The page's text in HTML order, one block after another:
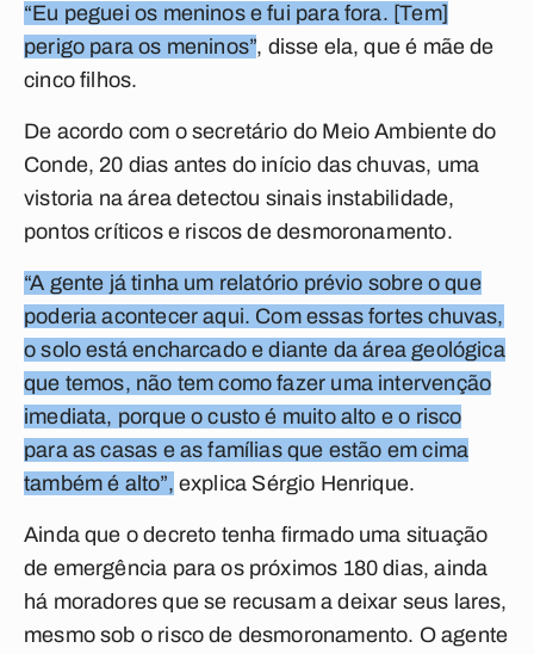
“Eu peguei os meninos e fui para fora. [Tem]
perigo para os meninos”, disse ela, que é mãe de
cinco filhos.
De acordo com o secretário do Meio Ambiente do
Conde, 20 dias antes do início das chuvas, uma
vistoria na área detectou sinais instabilidade,
pontos críticos e riscos de desmoronamento.
“A gente já tinha um relatório prévio sobre o que
poderia acontecer aqui. Com essas fortes chuvas,
o solo está encharcado e diante da área geológica
que temos, não tem como fazer uma intervenção
imediata, porque o custo é muito alto e o risco
para as casas e as famílias que estão em cima
também é alto”, explica Sérgio Henrique.
Ainda que o decreto tenha firmado uma situação
de emergência para os próximos 180 dias, ainda
há moradores que se recusam a deixar seus lares,
mesmo sob o risco de desmoronamento. O agente